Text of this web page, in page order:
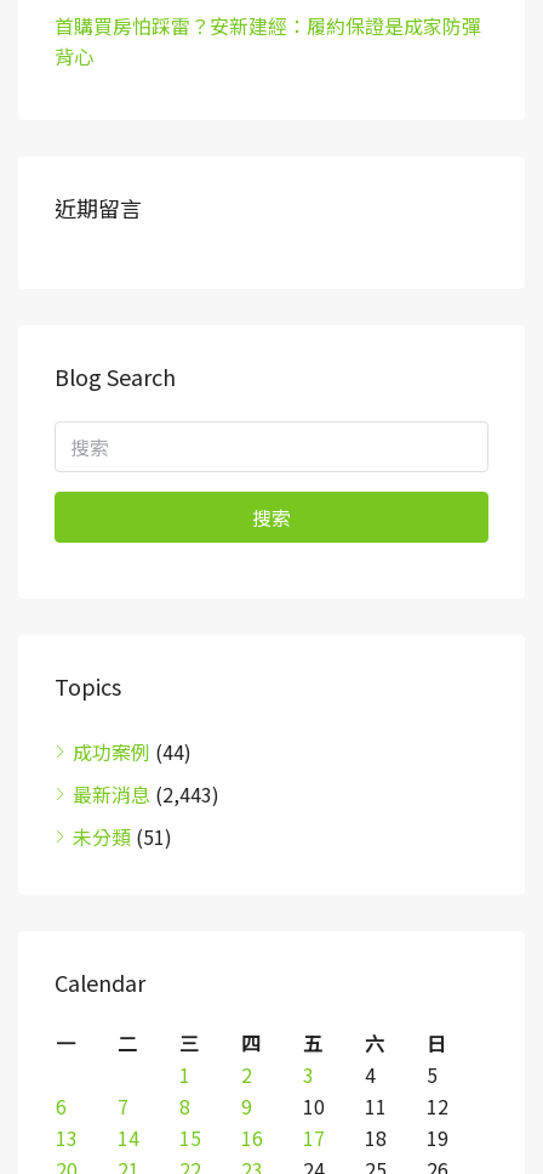
首購買房怕踩雷？安新建經：履約保證是成家防彈
背心
近期留言
Blog Search
搜索
Topics
成功案例 (44)
最新消息 (2,443)
未分類 (51)
Calendar
一 二 三 四 五 六
日
1
2 3 4
5
6
7 8 9 10 11
12
13
14 15 16 17 18
19